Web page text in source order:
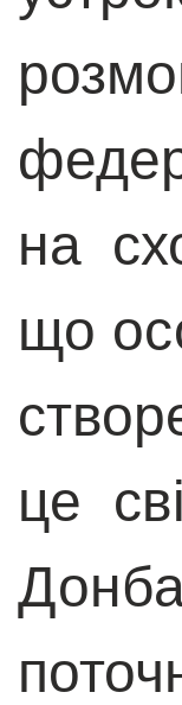
на
що
це